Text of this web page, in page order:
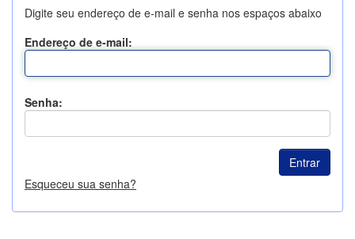
Digite seu endereço de e-mail e senha nos espaços abaixo
Endereço de e-mail:
Senha:
Esqueceu sua senha?